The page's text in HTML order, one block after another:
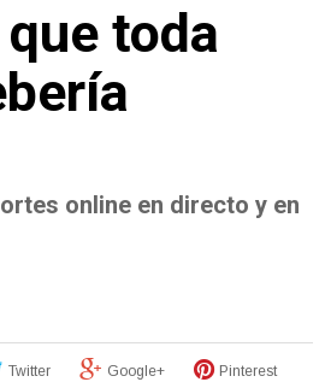
toda
online en directo y en
Twitter Google+
Pinterest